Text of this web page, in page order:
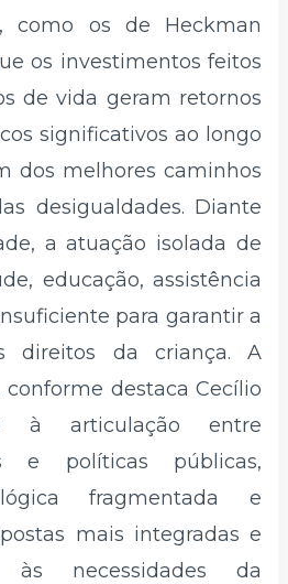
como os de Heckman
os investimentos feitos
de vida geram retornos
significativos ao longo
dos melhores caminhos
desigualdades. Diante
a atuação isolada de
educação, assistência
para garantir a
direitos da criança. A
destaca Cecílio
à articulação entre
e políticas públicas,
fragmentada e
mais integradas e
às necessidades da